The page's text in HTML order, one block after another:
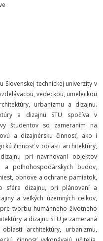
Slovenskej technickej univerzity v
vedeckou, umeleckou
urbanizmu a dizajnu.
a dizajnu STU spočíva v
študentov so zameraním na
a dizajnérsku činnosť, ako i
činnosť v oblasti architektúry,
pri navrhovaní objektov
a poľnohospodárskych budov,
obnove a ochrane pamiatok,
sfére dizajnu, pri plánovaní a
a veľkých územných celkov,
tvorbu humánneho životného
a dizajnu STU je zameraná
architektúry, urbanizmu,